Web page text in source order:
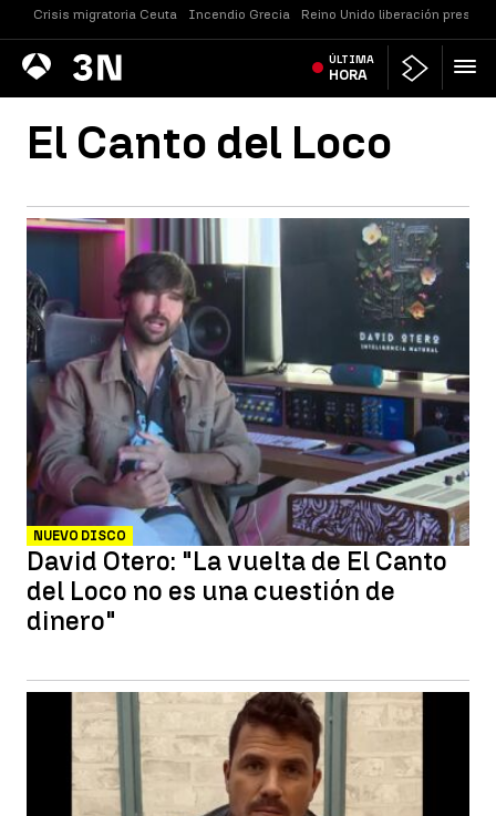
Crisis migratoria Ceuta Incendio Grecia Reino Unido liberación presos
Antena
3 Noticias ÚLTIMA
HORA
El Canto del Loco
NUEVO DISCO
David Otero: "La vuelta de El Canto
del Loco no es una cuestión de
dinero"